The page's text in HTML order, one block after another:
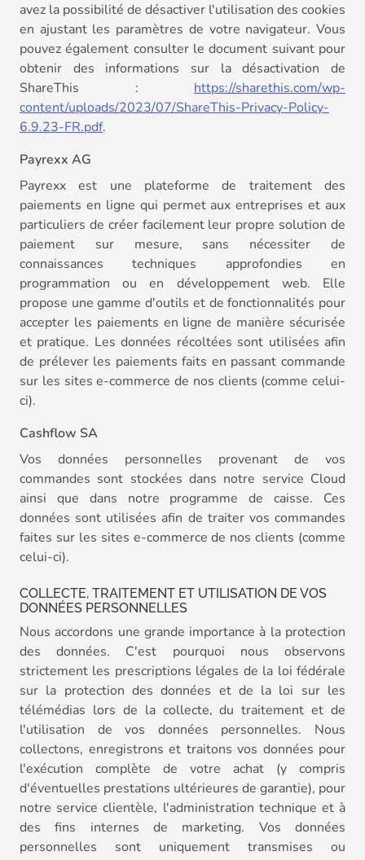
avez la possibilité de désactiver l'utilisation des cookies
en ajustant les paramètres de votre navigateur. Vous
pouvez également consulter le document suivant pour
obtenir des informations sur la désactivation de
ShareThis : https://sharethis.com/wp-
content/uploads/2023/07/ShareThis-Privacy-Policy-
6.9.23-FR.pdf.
Payrexx AG
Payrexx est une plateforme de traitement des
paiements en ligne qui permet aux entreprises et aux
particuliers de créer facilement leur propre solution de
paiement sur mesure, sans nécessiter de
connaissances techniques approfondies en
programmation ou en développement web. Elle
propose une gamme d'outils et de fonctionnalités pour
accepter les paiements en ligne de manière sécurisée
et pratique. Les données récoltées sont utilisées afin
de prélever les paiements faits en passant commande
sur les sites e-commerce de nos clients (comme celui-
ci).
Cashflow SA
Vos données personnelles provenant de vos
commandes sont stockées dans notre service Cloud
ainsi que dans notre programme de caisse. Ces
données sont utilisées afin de traiter vos commandes
faites sur les sites e-commerce de nos clients (comme
celui-ci).
COLLECTE, TRAITEMENT ET UTILISATION DE VOS
DONNÉES PERSONNELLES
Nous accordons une grande importance à la protection
des données. C'est pourquoi nous observons
strictement les prescriptions légales de la loi fédérale
sur la protection des données et de la loi sur les
télémédias lors de la collecte, du traitement et de
l'utilisation de vos données personnelles. Nous
collectons, enregistrons et traitons vos données pour
l'exécution complète de votre achat (y compris
d'éventuelles prestations ultérieures de garantie), pour
notre service clientèle, l'administration technique et à
des fins internes de marketing. Vos données
personnelles sont uniquement transmises ou